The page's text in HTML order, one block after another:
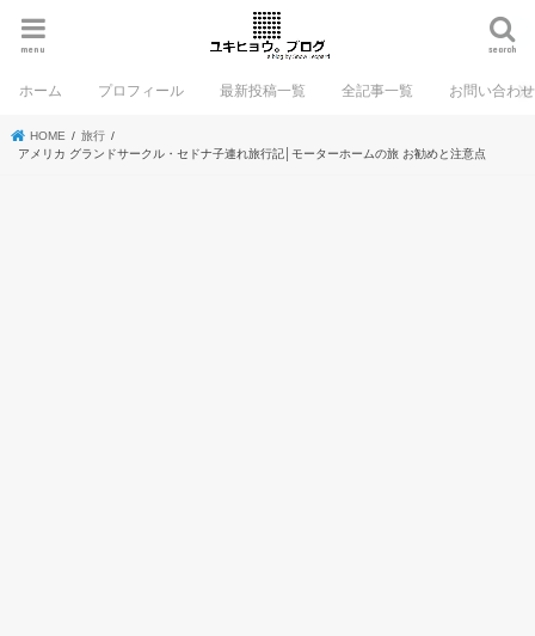
search
menu
ホーム プロフィール 最新投稿一覧 全記事一覧 お問い合わせ
HOME
旅行
アメリカ グランドサークル・セドナ子連れ旅行記│モーターホームの旅 お勧めと注意点